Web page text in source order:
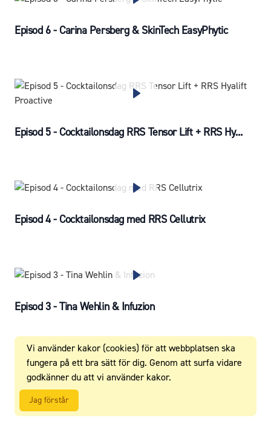
Vi använder kakor (cookies) för att webbplatsen ska
fungera på ett bra sätt för dig. Genom att surfa vidare
godkänner du att vi använder kakor.
Jag förstår
Episod 6 - Carina Persberg & SkinTech EasyPhytic
Episod 5 - Cocktailonsdag RRS Tensor Lift + RRS Hy...
Episod 4 - Cocktailonsdag med RRS Cellutrix
Episod 3 - Tina Wehlin & Infuzion
Episod 2 - Cocktailonsdag med Martin & Monica